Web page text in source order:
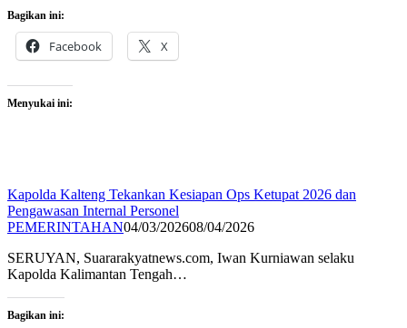
Bagikan ini:
Facebook X
Menyukai ini:
Kapolda Kalteng Tekankan Kesiapan Ops Ketupat 2026 dan
Pengawasan Internal Personel
PEMERINTAHAN04/03/202608/04/2026
SERUYAN, Suararakyatnews.com, Iwan Kurniawan selaku
Kapolda Kalimantan Tengah…
Bagikan ini: